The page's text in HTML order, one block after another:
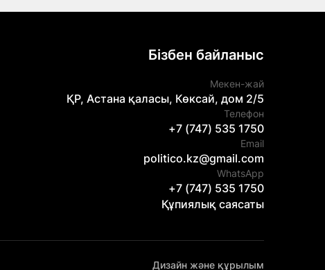
Бізбен байланыс
Мекен-жай
ҚР, Астана қаласы, Көксай, дом 2/5
Телефон
+7 (747) 535 1750
Email
politico.kz@gmail.com
WhatsApp
+7 (747) 535 1750
Құпиялық саясаты
Дизайн және құрылым